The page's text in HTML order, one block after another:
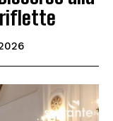
riflette